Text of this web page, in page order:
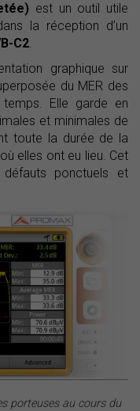
est un outil utile
la réception d’un
C2.
graphique sur
du MER des
Elle garde en
et minimales de
toute la durée de la
elles ont eu lieu. Cet
ponctuels et
porteuses au cours du